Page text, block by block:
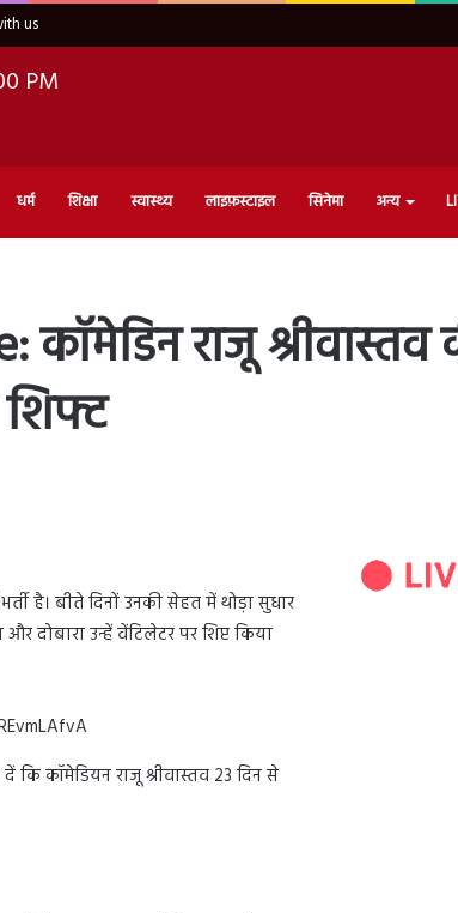
us
PM
धर्म शिक्षा स्वास्थ्य लाइफ़स्टाइल सिनेमा अन्य
राजू श्रीवास्तव
है। बीते दिनों उनकी सेहत में थोड़ा सुधार
दोबारा उन्हें वेंटिलेटर पर शिप्ट किया
कि कॉमेडियन राजू श्रीवास्तव 23 दिन से